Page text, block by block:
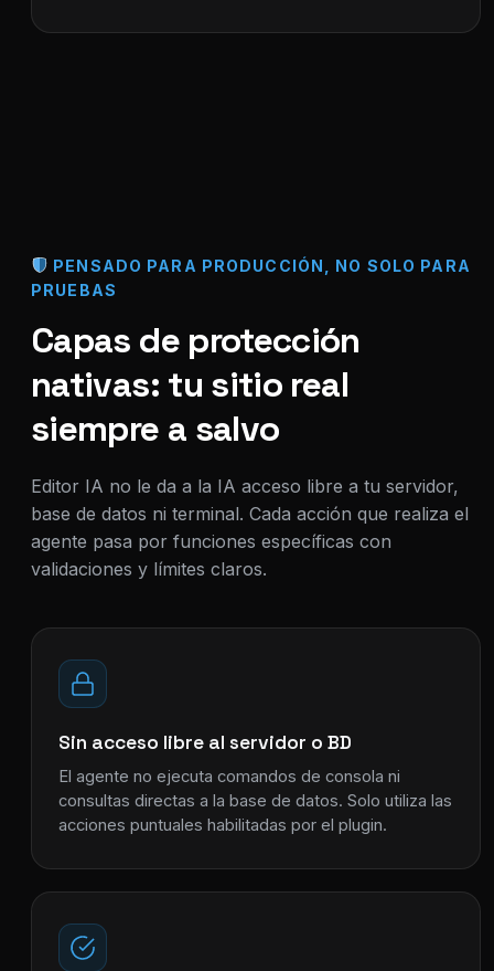
PENSADO PARA PRODUCCIÓN, NO SOLO PARA
PRUEBAS
Capas de protección
nativas: tu sitio real
siempre a salvo
Editor IA no le da a la IA acceso libre a tu servidor,
base de datos ni terminal. Cada acción que realiza el
agente pasa por funciones específicas con
validaciones y límites claros.
Sin acceso libre al servidor o BD
El agente no ejecuta comandos de consola ni
consultas directas a la base de datos. Solo utiliza las
acciones puntuales habilitadas por el plugin.